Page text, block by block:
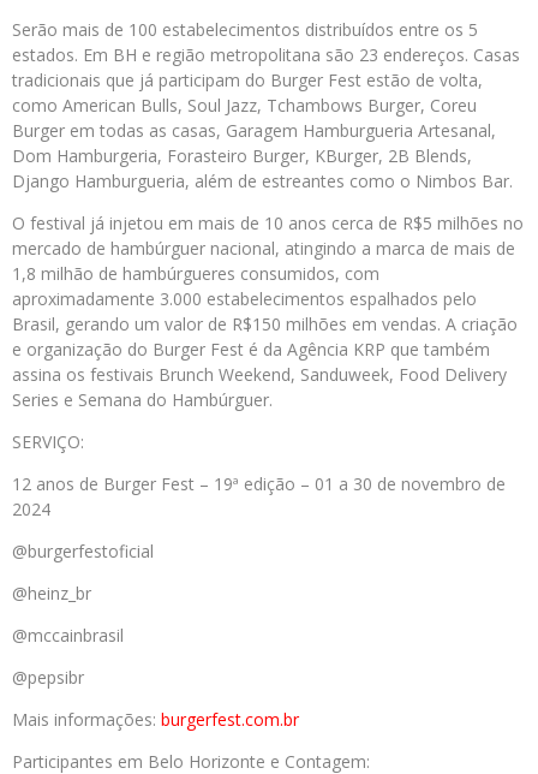
Serão mais de 100 estabelecimentos distribuídos entre os 5
estados. Em BH e região metropolitana são 23 endereços. Casas
tradicionais que já participam do Burger Fest estão de volta,
como American Bulls, Soul Jazz, Tchambows Burger, Coreu
Burger em todas as casas, Garagem Hamburgueria Artesanal,
Dom Hamburgeria, Forasteiro Burger, KBurger, 2B Blends,
Django Hamburgueria, além de estreantes como o Nimbos Bar.
O festival já injetou em mais de 10 anos cerca de R$5 milhões no
mercado de hambúrguer nacional, atingindo a marca de mais de
1,8 milhão de hambúrgueres consumidos, com
aproximadamente 3.000 estabelecimentos espalhados pelo
Brasil, gerando um valor de R$150 milhões em vendas. A criação
e organização do Burger Fest é da Agência KRP que também
assina os festivais Brunch Weekend, Sanduweek, Food Delivery
Series e Semana do Hambúrguer.
SERVIÇO:
12 anos de Burger Fest – 19ª edição – 01 a 30 de novembro de
2024
@burgerfestoficial
@heinz_br
@mccainbrasil
@pepsibr
Mais informações: burgerfest.com.br
Participantes em Belo Horizonte e Contagem: